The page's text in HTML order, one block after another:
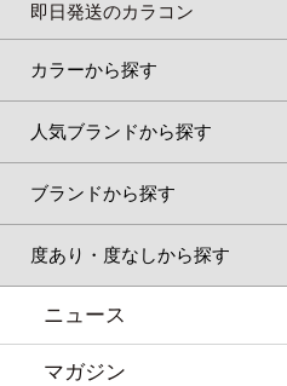
即日発送のカラコン
カラーから探す
人気ブランドから探す
ブランドから探す
度あり・度なしから探す
ニュース
マガジン